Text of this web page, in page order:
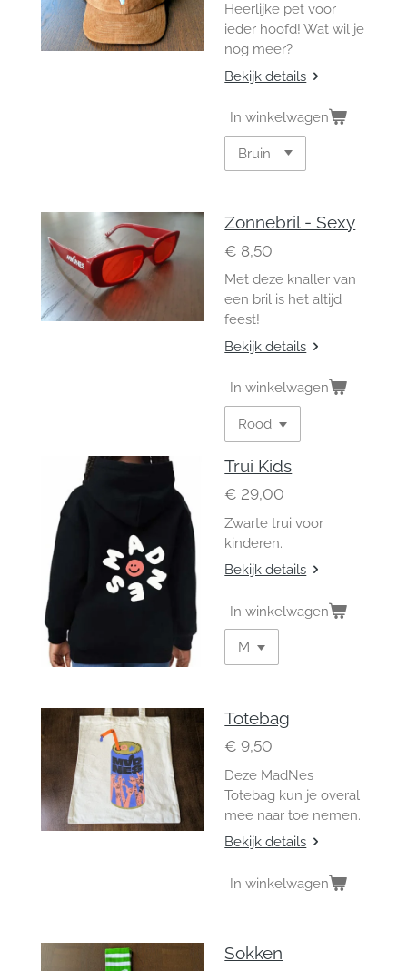
Heerlijke pet voor
ieder hoofd! Wat wil je
nog meer?
Bekijk details
In winkelwagen
Zonnebril - Sexy
€ 8,50
Met deze knaller van
een bril is het altijd
feest!
Bekijk details
In winkelwagen
Trui Kids
€ 29,00
Zwarte trui voor
kinderen.
Bekijk details
In winkelwagen
Totebag
€ 9,50
Deze MadNes
Totebag kun je overal
mee naar toe nemen.
Bekijk details
In winkelwagen
Sokken